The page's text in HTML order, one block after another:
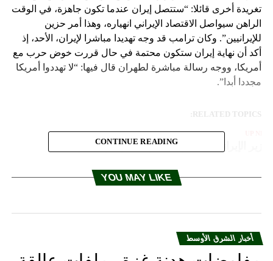
تغريدة أخرى قائلا: “ستتصل إيران عندما تكون جاهزة، في الوقت
الراهن سيواصل الاقتصاد الإيراني انهياره، وهذا أمر حزين
للإيرانيين”. وكان ترامب قد وجه تهديدا مباشرا لإيران، الأحد، إذ
أكد أن نهاية إيران ستكون محتمة في حال قررت خوض حرب مع
أمريكا، ووجه رسالة مباشرة لطهران قال فيها: “لا تهددوا أمريكا
مجددا أبدا”.
RELATED TOPICS:
الإيراني عبد اللهيان.. ترامب رئيس مجنون
دولة خليجية تعلن استعدادها للتوسط بين أمريكا وإيران
CONTINUE READING
YOU MAY LIKE
أخبار الشرق الأوسط